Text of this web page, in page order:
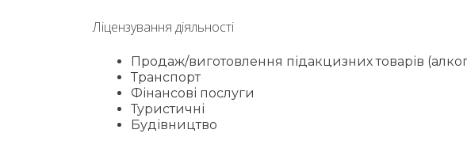
Ліцензування діяльності
Продаж/виготовлення підакцизних товарів
Транспорт
Фінансові послуги
Туристичні
Будівництво